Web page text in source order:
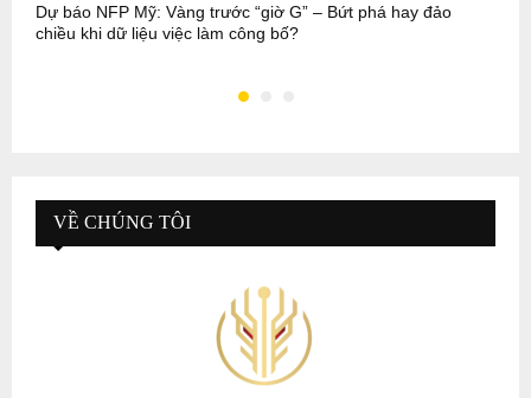
Dự báo NFP Mỹ: Vàng trước “giờ G” – Bứt phá hay đảo
chiều khi dữ liệu việc làm công bố?
VỀ CHÚNG TÔI